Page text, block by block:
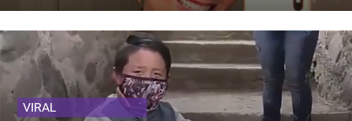
VIRAL